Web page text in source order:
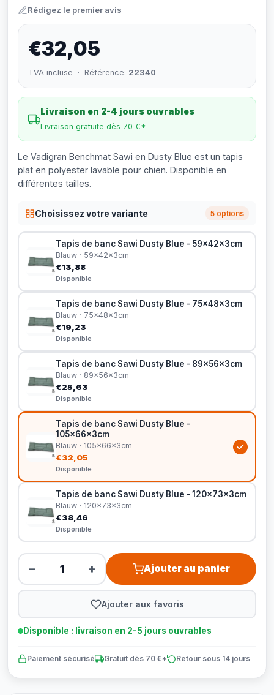
Rédigez le premier avis
€32,05
TVA incluse · Référence: 22340
Livraison en 2-4 jours ouvrables
Livraison gratuite dès 70 €*
Le Vadigran Benchmat Sawi en Dusty Blue est un tapis
plat en polyester lavable pour chien. Disponible en
différentes tailles.
Choisissez votre variante 5 options
Tapis de banc Sawi Dusty Blue - 59x42x3cm
Blauw · 59x42x3cm
€13,88
Disponible
Tapis de banc Sawi Dusty Blue - 75x48x3cm
Blauw · 75x48x3cm
€19,23
Disponible
Tapis de banc Sawi Dusty Blue - 89x56x3cm
Blauw · 89x56x3cm
€25,63
Disponible
Tapis de banc Sawi Dusty Blue -
105x66x3cm
Blauw · 105x66x3cm
€32,05
Disponible
Tapis de banc Sawi Dusty Blue - 120x73x3cm
Blauw · 120x73x3cm
€38,46
Disponible
− + Ajouter au panier
Ajouter aux favoris
Disponible : livraison en 2-5 jours ouvrables
Paiement sécurisé Gratuit dès 70 €* Retour sous 14 jours